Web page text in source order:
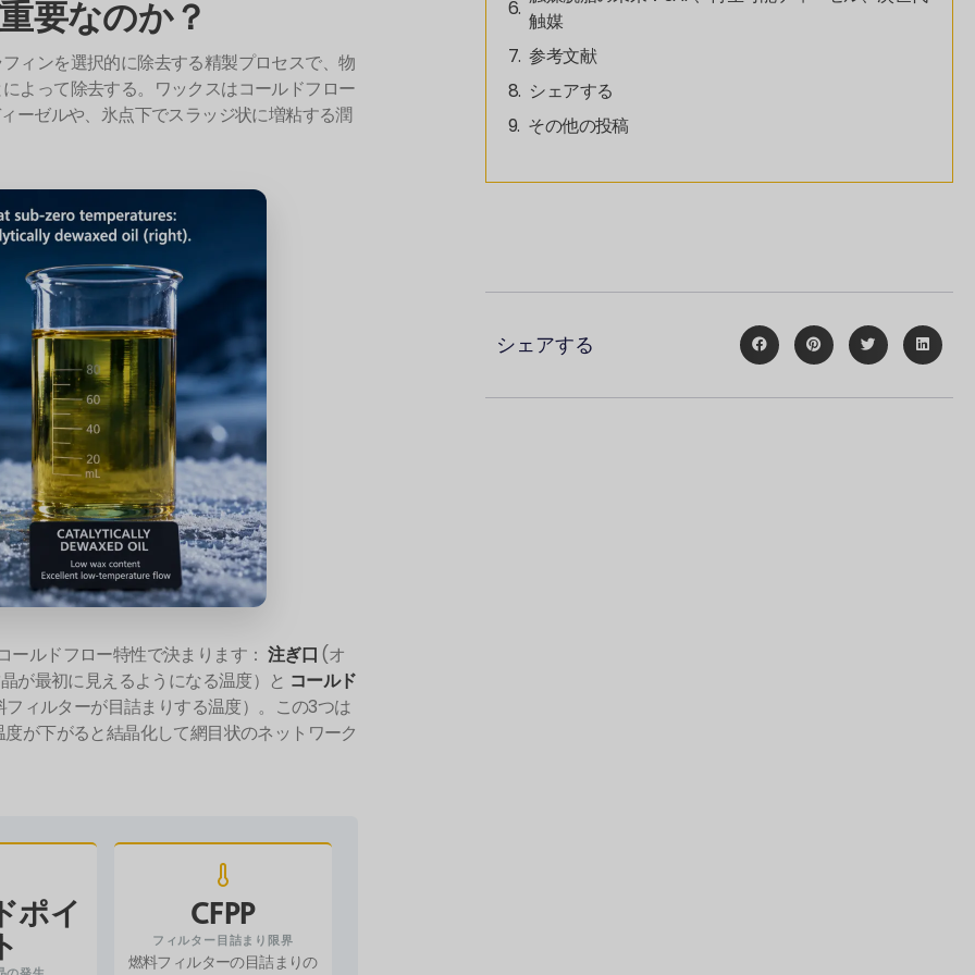
要なのか？
ィンを選択的に除去する精製プロセスで、物
よって除去する。ワックスはコールドフロー
ーゼルや、氷点下でスラッジ状に増粘する潤
ルドフロー特性で決まります： 注ぎ口 (オ
が最初に見えるようになる温度）と コールド
ィルターが目詰まりする温度）。この3つは
が下がると結晶化して網目状のネットワーク
ポイ
CFPP
フィルター目詰まり限界
燃料フィルターの目詰まりの
触媒
参考文献
シェアする
その他の投稿
シェアする